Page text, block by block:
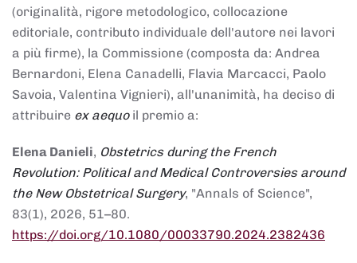
(originalità, rigore metodologico, collocazione
editoriale, contributo individuale dell'autore nei lavori
a più firme), la Commissione (composta da: Andrea
Bernardoni, Elena Canadelli, Flavia Marcacci, Paolo
Savoia, Valentina Vignieri), all'unanimità, ha deciso di
attribuire ex aequoil premio a:
Elena Danieli, Obstetrics during the French
Revolution: Political and Medical Controversies around
the New Obstetrical Surgery, "Annals of Science",
83(1), 2026, 51–80.
https://doi.org/10.1080/00033790.2024.2382436